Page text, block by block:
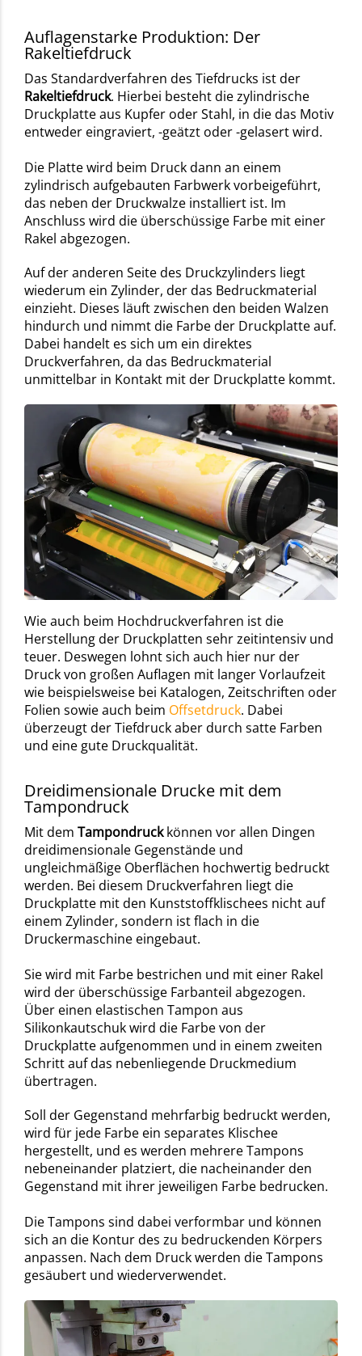
Auflagenstarke Produktion: Der
Rakeltiefdruck
Das Standardverfahren des Tiefdrucks ist der
Rakeltiefdruck. Hierbei besteht die zylindrische
Druckplatte aus Kupfer oder Stahl, in die das Motiv
entweder eingraviert, -geätzt oder -gelasert wird.
Die Platte wird beim Druck dann an einem
zylindrisch aufgebauten Farbwerk vorbeigeführt,
das neben der Druckwalze installiert ist. Im
Anschluss wird die überschüssige Farbe mit einer
Rakel abgezogen.
Auf der anderen Seite des Druckzylinders liegt
wiederum ein Zylinder, der das Bedruckmaterial
einzieht. Dieses läuft zwischen den beiden Walzen
hindurch und nimmt die Farbe der Druckplatte auf.
Dabei handelt es sich um ein direktes
Druckverfahren, da das Bedruckmaterial
unmittelbar in Kontakt mit der Druckplatte kommt.
Wie auch beim Hochdruckverfahren ist die
Herstellung der Druckplatten sehr zeitintensiv und
teuer. Deswegen lohnt sich auch hier nur der
Druck von großen Auflagen mit langer Vorlaufzeit
wie beispielsweise bei Katalogen, Zeitschriften oder
Folien sowie auch beim Offsetdruck. Dabei
überzeugt der Tiefdruck aber durch satte Farben
und eine gute Druckqualität.
Dreidimensionale Drucke mit dem
Tampondruck
Mit dem Tampondruckkönnen vor allen Dingen
dreidimensionale Gegenstände und
ungleichmäßige Oberflächen hochwertig bedruckt
werden. Bei diesem Druckverfahren liegt die
Druckplatte mit den Kunststoffklischees nicht auf
einem Zylinder, sondern ist flach in die
Druckermaschine eingebaut.
Sie wird mit Farbe bestrichen und mit einer Rakel
wird der überschüssige Farbanteil abgezogen.
Über einen elastischen Tampon aus
Silikonkautschuk wird die Farbe von der
Druckplatte aufgenommen und in einem zweiten
Schritt auf das nebenliegende Druckmedium
übertragen.
Soll der Gegenstand mehrfarbig bedruckt werden,
wird für jede Farbe ein separates Klischee
hergestellt, und es werden mehrere Tampons
nebeneinander platziert, die nacheinander den
Gegenstand mit ihrer jeweiligen Farbe bedrucken.
Die Tampons sind dabei verformbar und können
sich an die Kontur des zu bedruckenden Körpers
anpassen. Nach dem Druck werden die Tampons
gesäubert und wiederverwendet.